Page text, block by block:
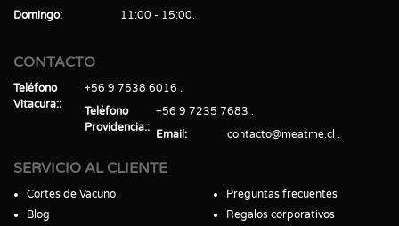
Domingo
11:00 - 15:00
CONTACTO
Teléfono
Vitacura:
+56 9 7538 6016
Teléfono
Providencia:
+56 9 7235 7683
Email
contacto@meatme.cl
SERVICIO AL CLIENTE
Cortes de Vacuno
Blog
Preguntas frecuentes
Regalos corporativos